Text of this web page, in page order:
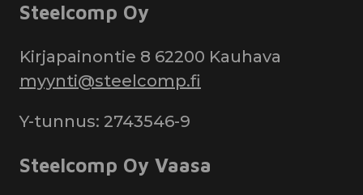
Steelcomp Oy
Kirjapainontie 8 62200 Kauhava
myynti@steelcomp.fi
Y-tunnus: 2743546-9
Steelcomp Oy Vaasa